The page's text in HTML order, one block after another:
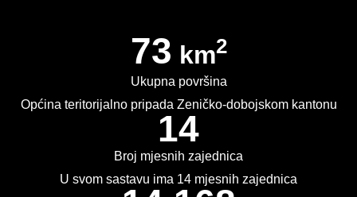
73 km2
Ukupna površina
Općina teritorijalno pripada Zeničko-dobojskom kantonu
14
Broj mjesnih zajednica
U svom sastavu ima 14 mjesnih zajednica
VIRTUELNA ŠETNJA